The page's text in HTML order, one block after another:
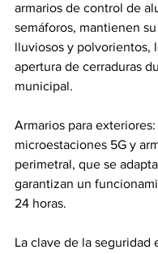
armarios de control de
semáforos, mantienen
lluviosos y polvorientos,
apertura de cerraduras
municipal.
Armarios para
microestaciones 5G y
perimetral, que se
garantizan un
24 horas.
La clave de la seguridad